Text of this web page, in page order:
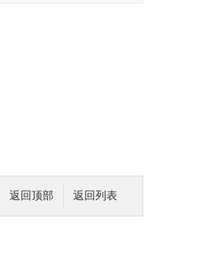
返回列表
返回顶部